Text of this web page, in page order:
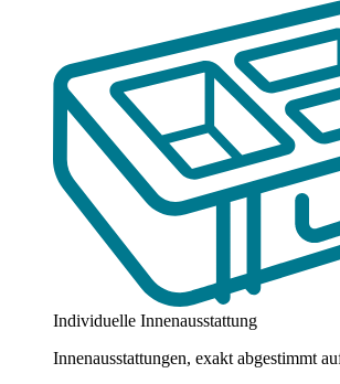
Individuelle Innenausstattung
Innenausstattungen, exakt abgestimmt